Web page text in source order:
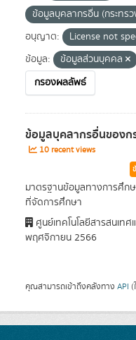
ข้อมูลบุคลากรอื่น (กระทร
อนุญาต:
License not
ข้อมูล:
ข้อมูลส่วนบุคคล
กรองผลลัพธ์
ข้อมูลบุคลากรอื่นของก
10 recent views
มาตรฐานข้อมูลทางการศึก
ที่จัดการศึกษา
ศูนย์เทคโนโลยีสารสนเท
พฤศจิกายน 2566
คุณสามารถเข้าถึงคลังทาง API (